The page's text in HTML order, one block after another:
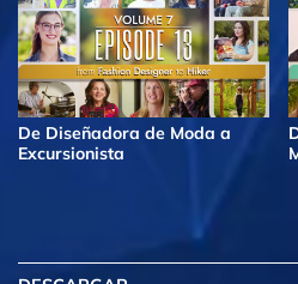
De Diseñadora de Moda a
Excursionista